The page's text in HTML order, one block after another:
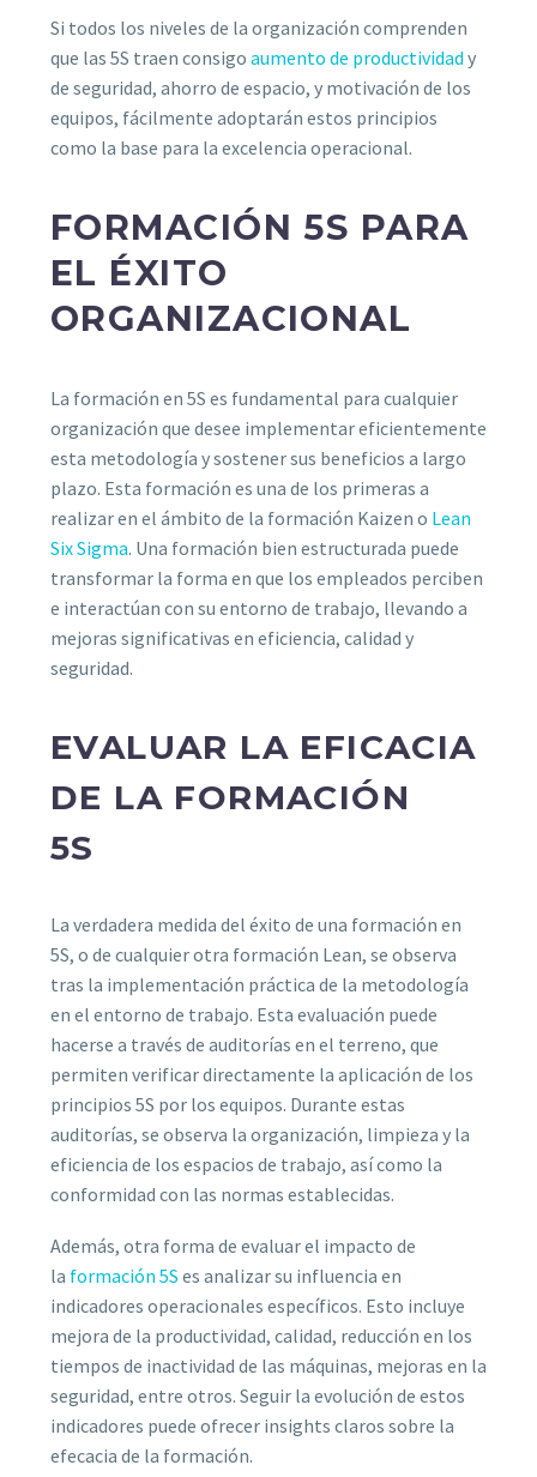
Si todos los niveles de la organización comprenden
que las 5S traen consigo aumento de productividad y
de seguridad, ahorro de espacio, y motivación de los
equipos, fácilmente adoptarán estos principios
como la base para la excelencia operacional.
FORMACIÓN 5S PARA
EL ÉXITO
ORGANIZACIONAL
La formación en 5S es fundamental para cualquier
organización que desee implementar eficientemente
esta metodología y sostener sus beneficios a largo
plazo. Esta formación es una de los primeras a
realizar en el ámbito de la formación Kaizen o Lean
Six Sigma. Una formación bien estructurada puede
transformar la forma en que los empleados perciben
e interactúan con su entorno de trabajo, llevando a
mejoras significativas en eficiencia, calidad y
seguridad.
EVALUAR LA EFICACIA
DE LA FORMACIÓN
5S
La verdadera medida del éxito de una formación en
5S, o de cualquier otra formación Lean, se observa
tras la implementación práctica de la metodología
en el entorno de trabajo. Esta evaluación puede
hacerse a través de auditorías en el terreno, que
permiten verificar directamente la aplicación de los
principios 5S por los equipos. Durante estas
auditorías, se observa la organización, limpieza y la
eficiencia de los espacios de trabajo, así como la
conformidad con las normas establecidas.
Además, otra forma de evaluar el impacto de
la formación 5S es analizar su influencia en
indicadores operacionales específicos. Esto incluye
mejora de la productividad, calidad, reducción en los
tiempos de inactividad de las máquinas, mejoras en la
seguridad, entre otros. Seguir la evolución de estos
indicadores puede ofrecer insights claros sobre la
efecacia de la formación.